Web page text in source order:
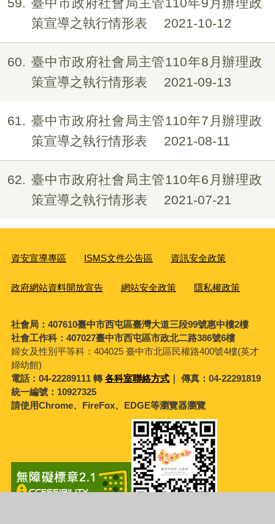
策宣導之執行情形表
2021-10-12
60
臺中市政府社會局主管110年8月辦理政
策宣導之執行情形表
2021-09-13
61
臺中市政府社會局主管110年7月辦理政
策宣導之執行情形表
2021-08-11
62
臺中市政府社會局主管110年6月辦理政
策宣導之執行情形表
2021-07-21
資安宣導專區 ISMS文件公告區 資訊安全政策
政府網站資料開放宣告 網站安全政策 隱私權政策
社會局：407610臺中市西屯區臺灣大道三段99號惠中樓2樓
社會工作科：407027臺中市西屯區市政北二路386號6樓
婦女及性別平等科： 404025 臺中市北區民權路400號4樓(英才
婦幼館)
電話：04-22289111 轉各科室聯絡方式｜ 傳真：04-22291819
統一編號：10927325
請使用Chrome、FireFox、EDGE等瀏覽器瀏覽